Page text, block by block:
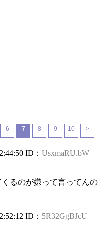
6 7 8 9 10 >
ID： UsxmaRU.bW
るのが嫌って言ってんの
ID： 5R32GgBJcU